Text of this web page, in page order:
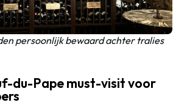
persoonlijk bewaard achter tralies
du-Pape must-visit voor